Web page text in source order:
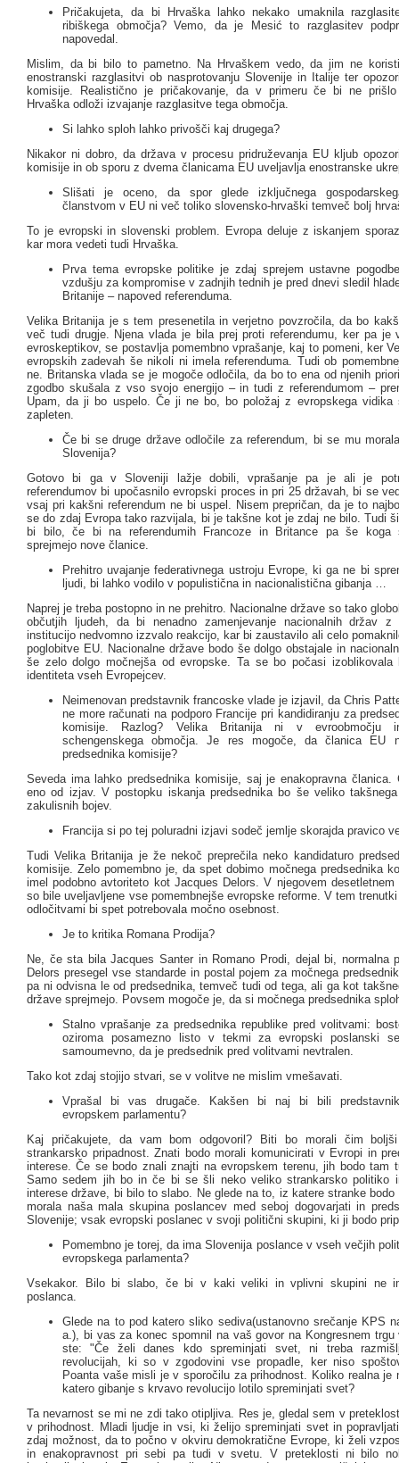
Pričakujeta, da bi Hrvaška lahko nekako umaknila
ribiškega območja? Vemo, da je Mesić to razglasitev
napovedal.
Mislim, da bi bilo to pametno. Na Hrvaškem vedo, da jim ne
enostranski razglasitvi ob nasprotovanju Slovenije in Italije ter
komisije. Realistično je pričakovanje, da v primeru če bi ne prišlo
Hrvaška odloži izvajanje razglasitve tega območja.
Si lahko sploh lahko privošči kaj drugega?
Nikakor ni dobro, da država v procesu pridruževanja EU kljub
komisije in ob sporu z dvema članicama EU uveljavlja enostranske
Slišati je oceno, da spor glede izključnega
članstvom v EU ni več toliko slovensko-hrvaški temveč bolj
To je evropski in slovenski problem. Evropa deluje z iskanjem
kar mora vedeti tudi Hrvaška.
Prva tema evropske politike je zdaj sprejem ustavne
vzdušju za kompromise v zadnjih tednih je pred dnevi sledil
Britanije – napoved referenduma.
Velika Britanija je s tem presenetila in verjetno povzročila, da bo
več tudi drugje. Njena vlada je bila prej proti referendumu, ker pa je
evroskeptikov, se postavlja pomembno vprašanje, kaj to pomeni, ker
evropskih zadevah še nikoli ni imela referenduma. Tudi ob
ne. Britanska vlada se je mogoče odločila, da bo to ena od njenih
zgodbo skušala z vso svojo energijo – in tudi z referendumom –
Upam, da ji bo uspelo. Če ji ne bo, bo položaj z evropskega vidika
zapleten.
Če bi se druge države odločile za referendum, bi se mu
Slovenija?
Gotovo bi ga v Sloveniji lažje dobili, vprašanje pa je ali je
referendumov bi upočasnilo evropski proces in pri 25 državah, bi se
vsaj pri kakšni referendum ne bi uspel. Nisem prepričan, da je to
se do zdaj Evropa tako razvijala, bi je takšne kot je zdaj ne bilo. Tudi
bi bilo, če bi na referendumih Francoze in Britance pa še koga
sprejmejo nove članice.
Prehitro uvajanje federativnega ustroju Evrope, ki ga ne bi
ljudi, bi lahko vodilo v populistična in nacionalistična gibanja …
Naprej je treba postopno in ne prehitro. Nacionalne države so tako
občutjih ljudeh, da bi nenadno zamenjevanje nacionalnih držav z
institucijo nedvomno izzvalo reakcijo, kar bi zaustavilo ali celo
poglobitve EU. Nacionalne države bodo še dolgo obstajale in
še zelo dolgo močnejša od evropske. Ta se bo počasi izoblikovala
identiteta vseh Evropejcev.
Neimenovan predstavnik francoske vlade je izjavil, da Chris
ne more računati na podporo Francije pri kandidiranju za
komisije. Razlog? Velika Britanija ni v evroobmočju
schengenskega območja. Je res mogoče, da članica EU
predsednika komisije?
Seveda ima lahko predsednika komisije, saj je enakopravna članica.
eno od izjav. V postopku iskanja predsednika bo še veliko
zakulisnih bojev.
Francija si po tej poluradni izjavi sodeč jemlje skorajda pravico
Tudi Velika Britanija je že nekoč preprečila neko kandidaturo
komisije. Zelo pomembno je, da spet dobimo močnega predsednika
imel podobno avtoriteto kot Jacques Delors. V njegovem desetletnem
so bile uveljavljene vse pomembnejše evropske reforme. V tem
odločitvami bi spet potrebovala močno osebnost.
Je to kritika Romana Prodija?
Ne, če sta bila Jacques Santer in Romano Prodi, dejal bi, normalna
Delors presegel vse standarde in postal pojem za močnega
pa ni odvisna le od predsednika, temveč tudi od tega, ali ga kot
države sprejmejo. Povsem mogoče je, da si močnega predsednika
Stalno vprašanje za predsednika republike pred volitvami:
oziroma posamezno listo v tekmi za evropski poslanski
samoumevno, da je predsednik pred volitvami nevtralen.
Tako kot zdaj stojijo stvari, se v volitve ne mislim vmešavati.
Vprašal bi vas drugače. Kakšen bi naj bi bili
evropskem parlamentu?
Kaj pričakujete, da vam bom odgovoril? Biti bo morali čim
strankarsko pripadnost. Znati bodo morali komunicirati v Evropi in
interese. Če se bodo znali znajti na evropskem terenu, jih bodo tam
Samo sedem jih bo in če bi se šli neko veliko strankarsko politiko
interese države, bi bilo to slabo. Ne glede na to, iz katere stranke bodo
morala naša mala skupina poslancev med seboj dogovarjati in
Slovenije; vsak evropski poslanec v svoji politični skupini, ki ji bodo
Pomembno je torej, da ima Slovenija poslance v vseh večjih
evropskega parlamenta?
Vsekakor. Bilo bi slabo, če bi v kaki veliki in vplivni skupini ne
poslanca.
Glede na to pod katero sliko sediva(ustanovno srečanje KPS
a.), bi vas za konec spomnil na vaš govor na Kongresnem trgu
ste: "Če želi danes kdo spreminjati svet, ni treba
revolucijah, ki so v zgodovini vse propadle, ker niso
Poanta vaše misli je v sporočilu za prihodnost. Koliko realna je
katero gibanje s krvavo revolucijo lotilo spreminjati svet?
Ta nevarnost se mi ne zdi tako otipljiva. Res je, gledal sem v
v prihodnost. Mladi ljudje in vsi, ki želijo spreminjati svet in
zdaj možnost, da to počno v okviru demokratične Evrope, ki želi
in enakopravnost pri sebi pa tudi v svetu. V preteklosti ni bilo